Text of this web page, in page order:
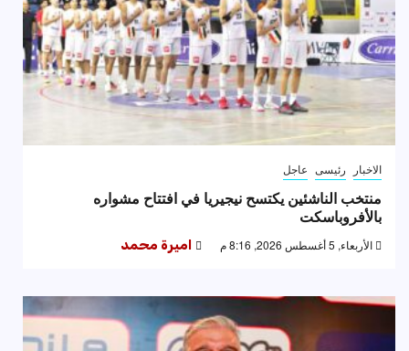
الاخبار رئيسى عاجل
منتخب الناشئين يكتسح نيجيريا في افتتاح مشواره
بالأفروباسكت
الأربعاء, 5 أغسطس 2026, 8:16 م اميرة محمد